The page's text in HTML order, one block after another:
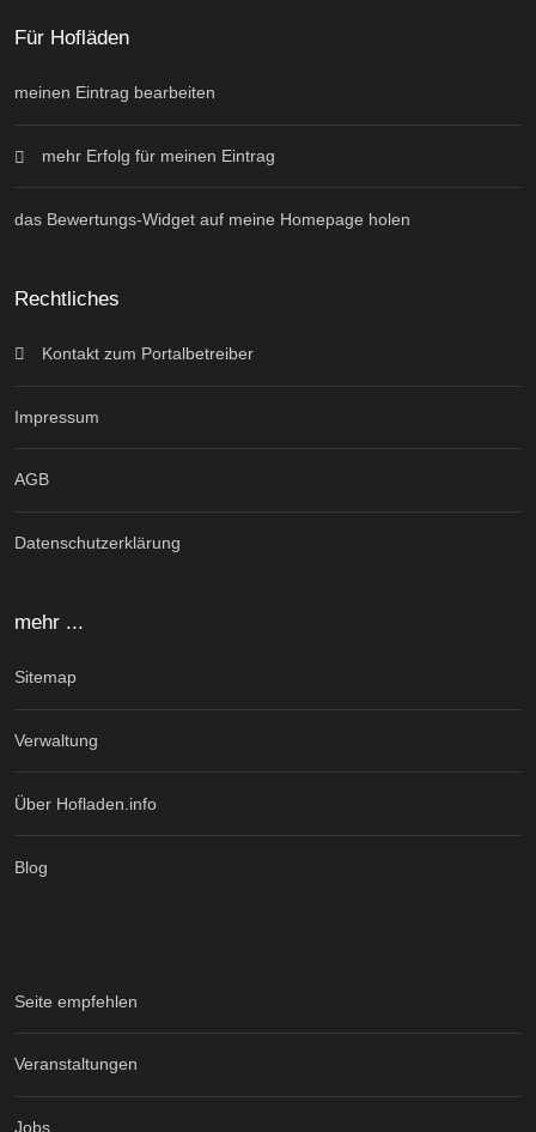
Für Hofläden
meinen Eintrag bearbeiten
mehr Erfolg für meinen Eintrag
das Bewertungs-Widget auf meine Homepage holen
Rechtliches
Kontakt zum Portalbetreiber
Impressum
AGB
Datenschutzerklärung
mehr ...
Sitemap
Verwaltung
Über Hofladen.info
Blog
Seite empfehlen
Veranstaltungen
Jobs